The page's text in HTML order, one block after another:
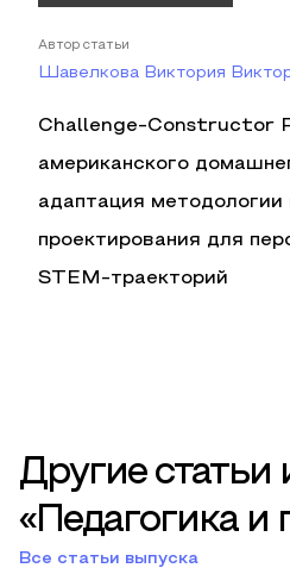
Автор статьи
Шавелкова Виктория
Challenge-Constructor
американского
адаптация методологии
проектирования для
STEM-траекторий
Другие статьи
«Педагогика и
Все статьи выпуска